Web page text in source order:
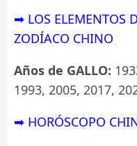
➡ LOS ELEMENTOS
ZODÍACO CHINO
Años de GALLO:
1993, 2005, 2017,
➡ HORÓSCOPO